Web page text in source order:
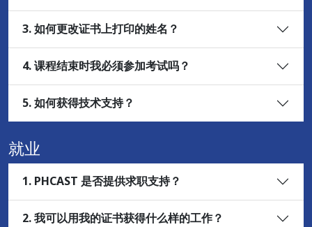
3. 如何更改证书上打印的姓名？
4. 课程结束时我必须参加考试吗？
5. 如何获得技术支持？
就业
1. PHCAST 是否提供求职支持？
2. 我可以用我的证书获得什么样的工作？